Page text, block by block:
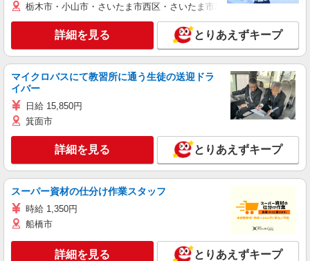
栃木市・小山市・さいたま市西区・さいたま市岩槻区・久喜市・蓮田
詳細を見る とりあえずキープ
マイクロバスにて教習所に通う生徒の送迎ドラ
イバー
日給 15,850円
箕面市
詳細を見る とりあえずキープ
スーパー資材の仕分け作業スタッフ
時給 1,350円
船橋市
詳細を見る とりあえずキープ